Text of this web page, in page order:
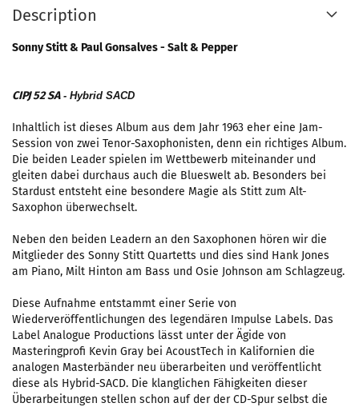
Description
Sonny Stitt & Paul Gonsalves - Salt & Pepper
CIPJ 52 SA- Hybrid SACD
Inhaltlich ist dieses Album aus dem Jahr 1963 eher eine Jam-
Session von zwei Tenor-Saxophonisten, denn ein richtiges Album.
Die beiden Leader spielen im Wettbewerb miteinander und
gleiten dabei durchaus auch die Blueswelt ab. Besonders bei
Stardust entsteht eine besondere Magie als Stitt zum Alt-
Saxophon überwechselt.
Neben den beiden Leadern an den Saxophonen hören wir die
Mitglieder des Sonny Stitt Quartetts und dies sind Hank Jones
am Piano, Milt Hinton am Bass und Osie Johnson am Schlagzeug.
Diese Aufnahme entstammt einer Serie von
Wiederveröffentlichungen des legendären Impulse Labels. Das
Label Analogue Productions lässt unter der Ägide von
Masteringprofi Kevin Gray bei AcoustTech in Kalifornien die
analogen Masterbänder neu überarbeiten und veröffentlicht
diese als Hybrid-SACD. Die klanglichen Fähigkeiten dieser
Überarbeitungen stellen schon auf der der CD-Spur selbst die